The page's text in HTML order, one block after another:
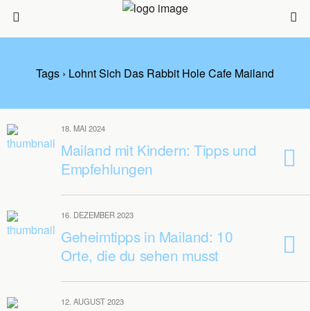
Tags › Lohnt Sich Das Rabbit Hole Cafe Mailand
18. MAI 2024
Mailand mit Kindern: Tipps und
Empfehlungen
16. DEZEMBER 2023
Geheimtipps in Mailand: 10
Orte, die du sehen musst
12. AUGUST 2023